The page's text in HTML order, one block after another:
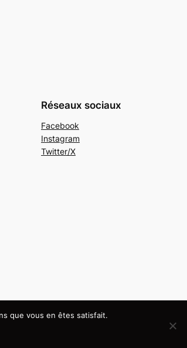
Réseaux sociaux
Facebook
Instagram
Twitter/X
que vous en êtes satisfait.